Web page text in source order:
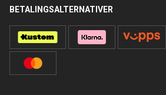
BETALINGSALTERNATIVER